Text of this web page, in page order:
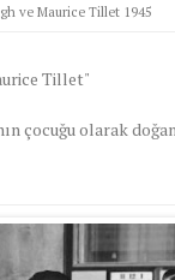
ve Maurice Tillet 1945
Tillet"
çocuğu olarak